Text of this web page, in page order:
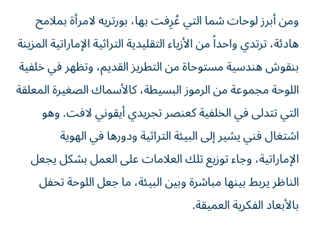
ومن أبرز لوحات شما التي عُرِفت بها، بورتريه لامرأة بملامح
هادئة، ترتدي واحداً من الأزياء التقليدية التراثية الإماراتية المزينة
بنقوش هندسية مستوحاة من التطريز القديم، وتظهر في خلفية
اللوحة مجموعة من الرموز البسيطة، كالأسماك الصغيرة المعلقة
التي تتدلى في الخلفية كعنصر تجريدي أيقوني لافت. وهو
اشتغال فني يشير إلى البيئة التراثية ودورها في الهوية
الإماراتية، وجاء توزيع تلك العلامات على العمل بشكل يجعل
الناظر يربط بينها مباشرة وبين البيئة، ما جعل اللوحة تحفل
بالأبعاد الفكرية العميقة.